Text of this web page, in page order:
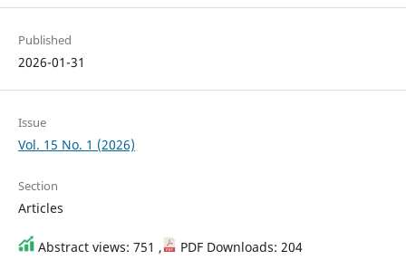
Published
2026-01-31
Issue
Vol. 15 No. 1 (2026)
Section
Articles
Abstract views: 751 , PDF Downloads: 204